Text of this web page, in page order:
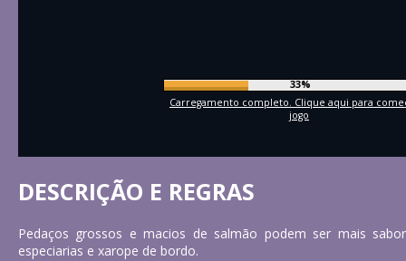
36%
Carregamento completo. Clique aqui para
jogo
DESCRIÇÃO E REGRAS
Pedaços grossos e macios de salmão podem ser mais
especiarias e xarope de bordo.